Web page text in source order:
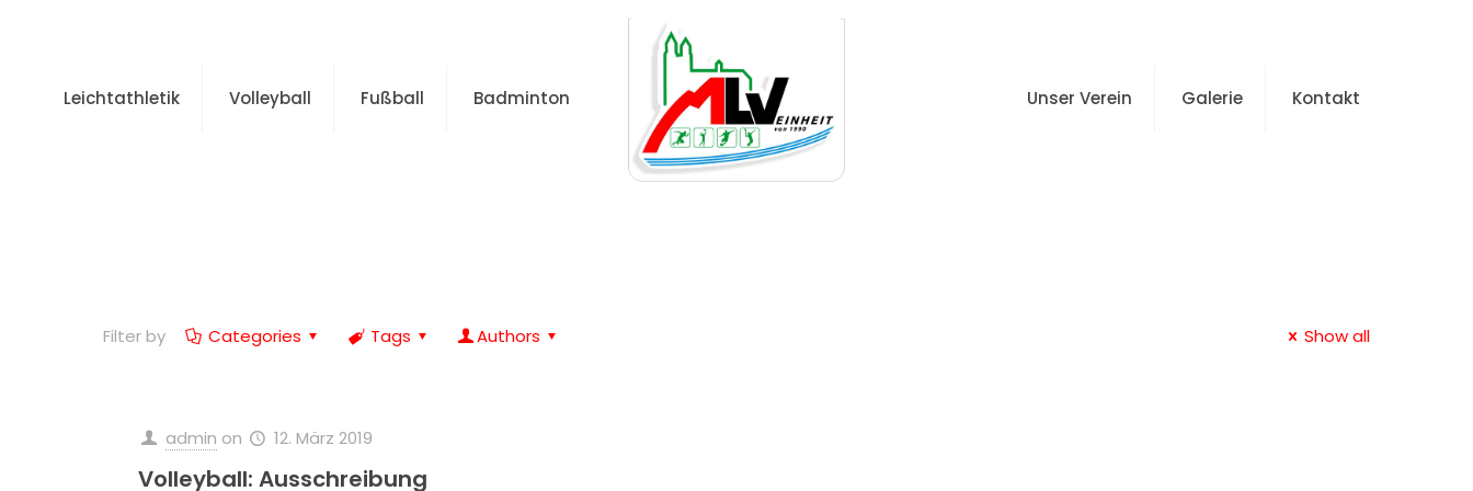
Leichtathletik Volleyball Fußball Badminton Unser Verein Galerie Kontakt
Filter by Categories Tags Authors Show all
admin on 12. März 2019
Volleyball: Ausschreibung